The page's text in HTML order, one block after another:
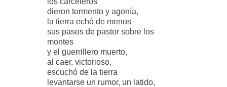
dieron tormento y agonía,
la tierra echó de menos
sus pasos de pastor sobre los
montes
y el guerrillero muerto,
al caer, victorioso,
escuchó de la tierra
levantarse un rumor, un latido,